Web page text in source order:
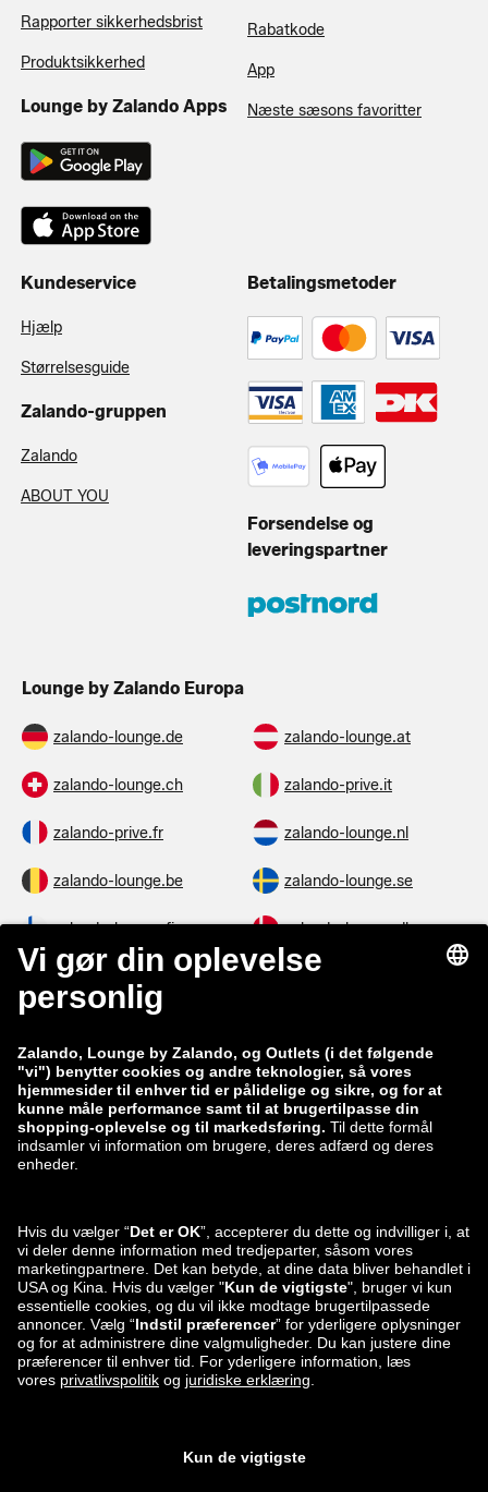
Rapporter sikkerhedsbrist
Produktsikkerhed
Lounge by Zalando Apps
Rabatkode
App
Næste sæsons favoritter
Kundeservice
Hjælp
Størrelsesguide
Zalando-gruppen
Zalando
ABOUT YOU
Betalingsmetoder
Forsendelse og
leveringspartner
Lounge by Zalando Europa
zalando-lounge.de zalando-lounge.at
zalando-lounge.ch zalando-prive.it
zalando-prive.fr zalando-lounge.nl
zalando-lounge.be zalando-lounge.se
zalando-lounge.fi zalando-lounge.dk
zalando-lounge.co.uk zalando-lounge.pl
zalando-lounge.lt zalando-lounge.sk
zalando-lounge.ro zalando-lounge.hr
zalando-lounge.si
zalando-lounge.lv zalando-lounge.no
Du kan også
finde os på